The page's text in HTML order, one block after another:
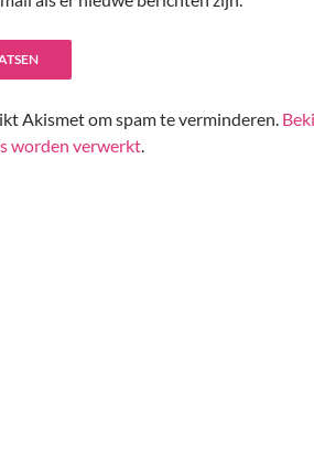
Akismet om spam te verminderen.
worden verwerkt.